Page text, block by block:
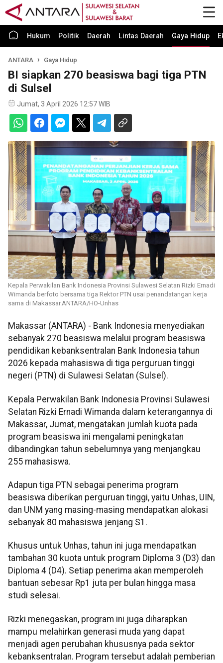
Hukum Politik Daerah Lintas Daerah Gaya Hidup
ANTARA Gaya Hidup
BI siapkan 270 beasiswa bagi tiga PTN
di Sulsel
Jumat, 3 April 2026 12:57 WIB
Kepala Perwakilan Bank Indonesia Provinsi Sulawesi Selatan Rizki Ernadi
Wimanda berfoto bersama tiga Rektor PTN usai penandatangan kerja
sama di Makassar.ANTARA/HO-Unhas
Makassar (ANTARA) - Bank Indonesia menyediakan
sebanyak 270 beasiswa melalui program beasiswa
pendidikan kebanksentralan Bank Indonesia tahun
2026 kepada mahasiswa di tiga perguruan tinggi
negeri (PTN) di Sulawesi Selatan (Sulsel).
Kepala Perwakilan Bank Indonesia Provinsi Sulawesi
Selatan Rizki Ernadi Wimanda dalam keterangannya di
Makassar, Jumat, mengatakan jumlah kuota pada
program beasiswa ini mengalami peningkatan
dibandingkan tahun sebelumnya yang menjangkau
255 mahasiswa.
Adapun tiga PTN sebagai penerima program
beasiswa diberikan perguruan tinggi, yaitu Unhas, UIN,
dan UNM yang masing-masing mendapatkan alokasi
sebanyak 80 mahasiswa jenjang S1.
Khusus untuk Unhas, tahun ini juga mendapatkan
tambahan 30 kuota untuk program Diploma 3 (D3) dan
Diploma 4 (D4). Setiap penerima akan memperoleh
bantuan sebesar Rp1 juta per bulan hingga masa
studi selesai.
Rizki menegaskan, program ini juga diharapkan
mampu melahirkan generasi muda yang dapat
menjadi agen perubahan khususnya pada sektor
kebanksentralan. Program tersebut adalah pemberian